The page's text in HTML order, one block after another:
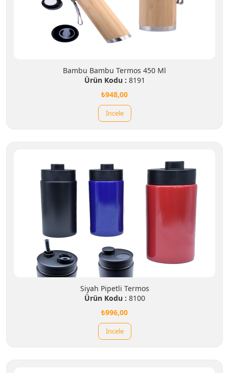
Bambu Bambu Termos 450 Ml
Ürün Kodu : 8191
₺948,00
İncele
Siyah Pipetli Termos
Ürün Kodu : 8100
₺996,00
İncele